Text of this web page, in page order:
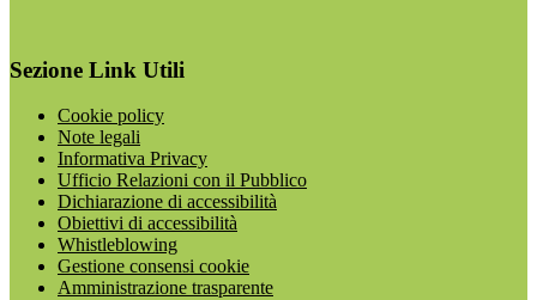
Sezione Link Utili
Cookie policy
Note legali
Informativa Privacy
Ufficio Relazioni con il Pubblico
Dichiarazione di accessibilità
Obiettivi di accessibilità
Whistleblowing
Gestione consensi cookie
Amministrazione trasparente